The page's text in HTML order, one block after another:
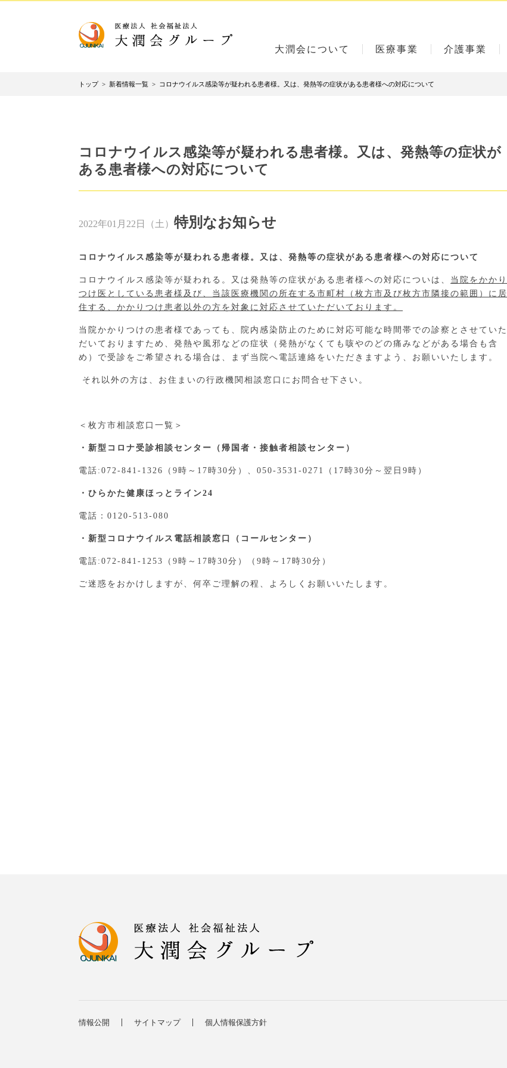
大潤会について 医療事業 介護事業
トップ > 新着情報一覧 > コロナウイルス感染等が疑われる患者様。又は、発熱等の症状がある患者様への対応について
コロナウイルス感染等が疑われる患者様。又は、発熱等の症状が
ある患者様への対応について
2022年01月22日（土） 特別なお知らせ
コロナウイルス感染等が疑われる患者様。又は、発熱等の症状がある患者様への対応について
コロナウイルス感染等が疑われる。又は発熱等の症状がある患者様への対応についは、 当院をかかり
つけ医としている患者様及び、当該医療機関の所在する市町村（枚方市及び枚方市隣接の範囲）に居
住する、かかりつけ患者以外の方を対象に対応させていただいております。
当院かかりつけの患者様であっても、院内感染防止のために対応可能な時間帯での診察とさせていた
だいておりますため、発熱や風邪などの症状（発熱がなくても咳やのどの痛みなどがある場合も含
め）で受診をご希望される場合は、まず当院へ電話連絡をいただきますよう、お願いいたします。
それ以外の方は、お住まいの行政機関相談窓口にお問合せ下さい。
＜枚方市相談窓口一覧＞
・新型コロナ受診相談センター（帰国者・接触者相談センター）
電話:072-841-1326（9時～17時30分）、050-3531-0271（17時30分～翌日9時）
・ひらかた健康ほっとライン24
電話：0120-513-080
・新型コロナウイルス電話相談窓口（コールセンター）
電話:072-841-1253（9時～17時30分）（9時～17時30分）
ご迷惑をおかけしますが、何卒ご理解の程、よろしくお願いいたします。
情報公開 サイトマップ 個人情報保護方針